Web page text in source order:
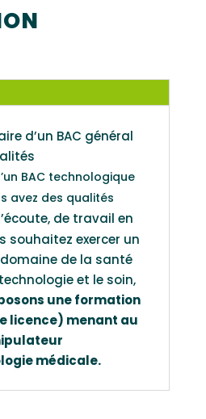
d’un BAC général
BAC technologique
avez des qualités
de travail en
souhaitez exercer un
de la santé
et le soin,
une formation
licence) menant au
médicale.